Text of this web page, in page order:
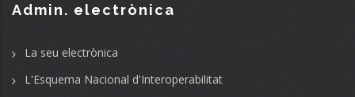
Admin. electrònica
La seu electrònica
L'Esquema Nacional d'Interoperabilitat